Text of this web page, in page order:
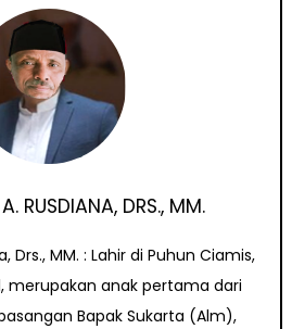
RUSDIANA, DRS., MM.
Drs., MM. : Lahir di Puhun Ciamis,
merupakan anak pertama dari
Bapak Sukarta (Alm),